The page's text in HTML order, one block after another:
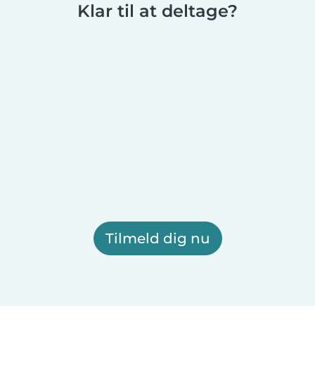
Klar til at deltage?
Tilmeld dig nu